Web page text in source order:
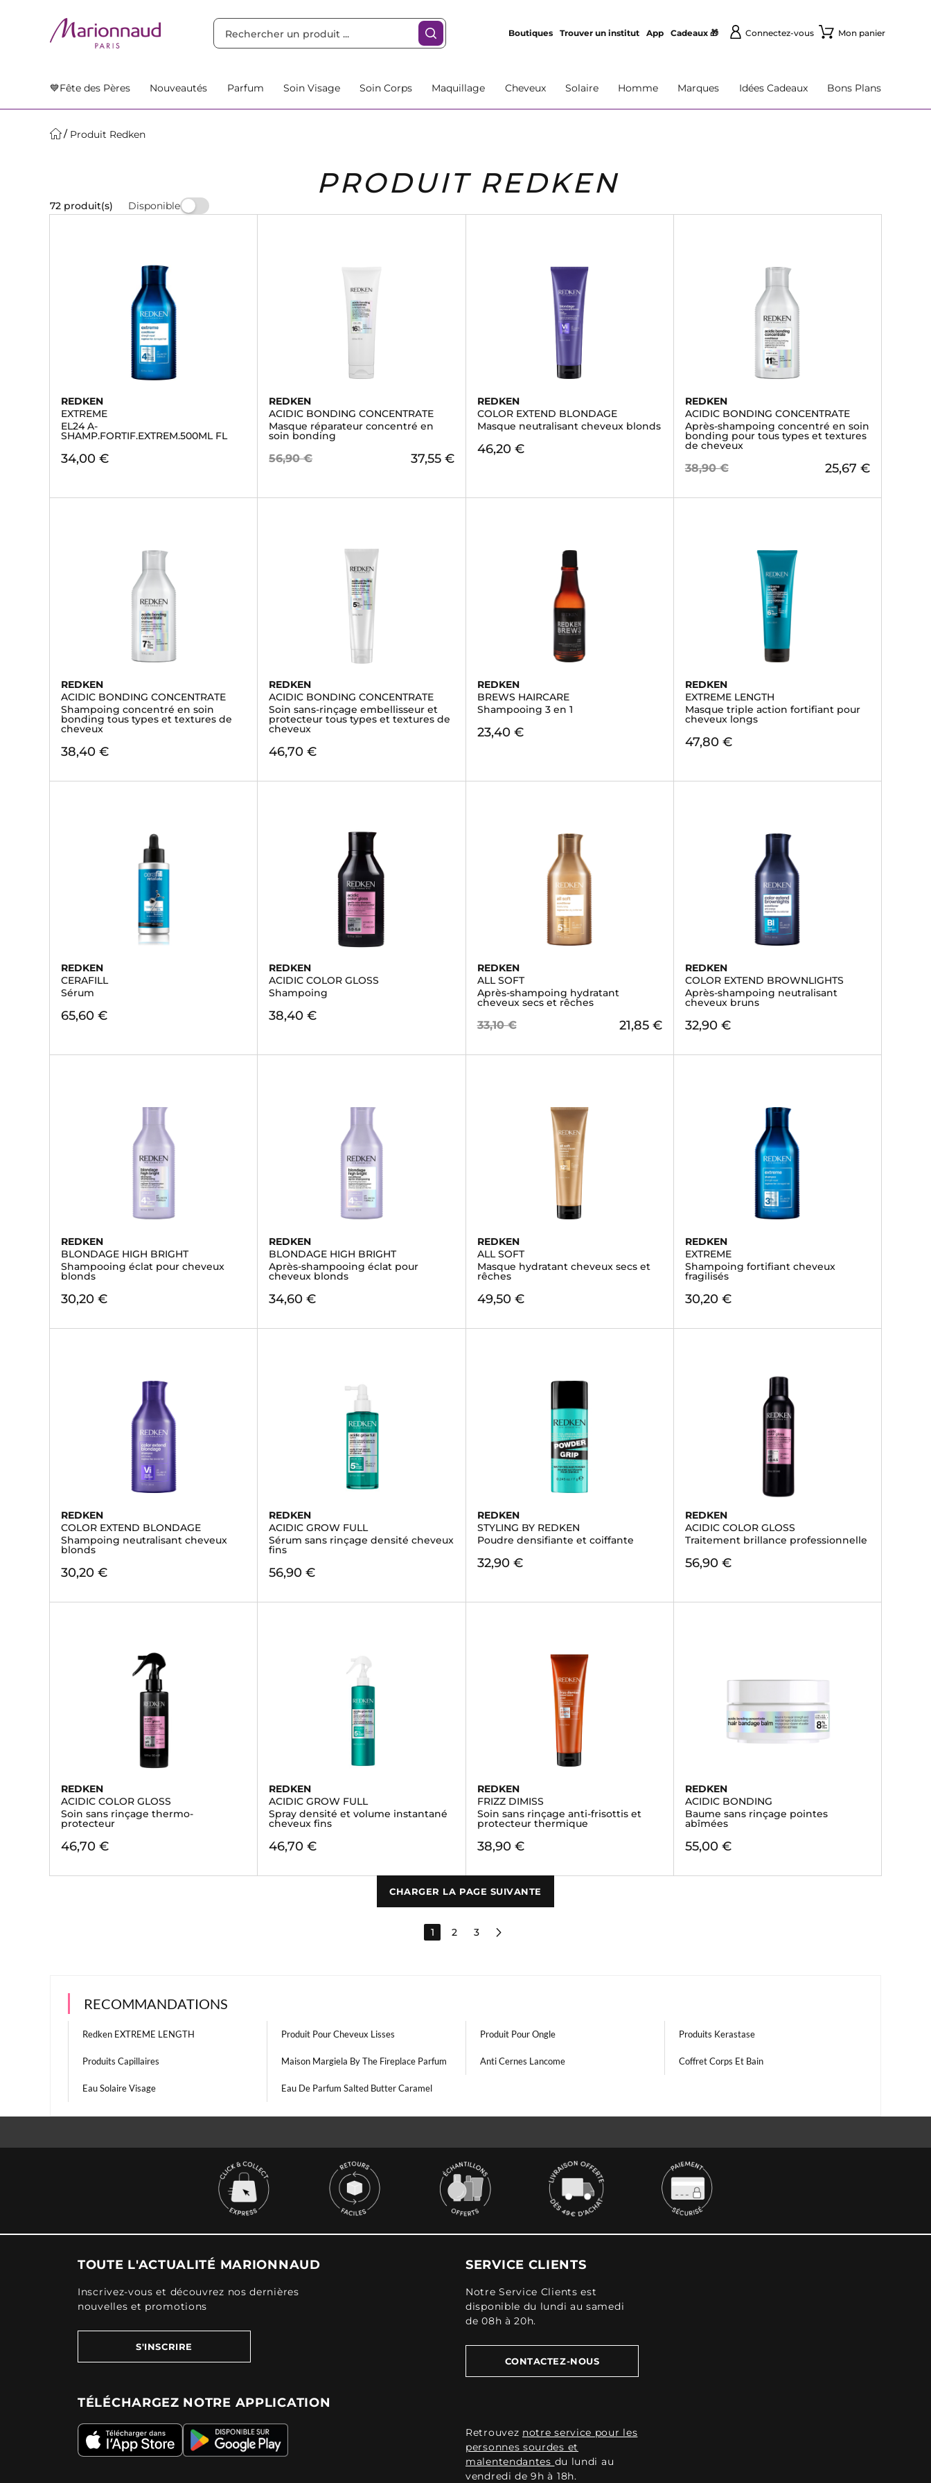
Boutiques Trouver un institut App Cadeaux 🎁 Connectez-vous Mon panier
💙Fête des Pères Nouveautés Parfum Soin Visage Soin Corps Maquillage Cheveux Solaire Homme Marques Idées Cadeaux Bons Plans
Produit Redken
PRODUIT REDKEN
72 produit(s) Disponible
REDKEN
EXTREME
EL24 A-
SHAMP.FORTIF.EXTREM.500ML FL
34,00 €
REDKEN
ACIDIC BONDING CONCENTRATE
Masque réparateur concentré en
soin bonding
56,90 € 37,55 €
REDKEN
COLOR EXTEND BLONDAGE
Masque neutralisant cheveux blonds
46,20 €
REDKEN
ACIDIC BONDING CONCENTRATE
Après-shampoing concentré en soin
bonding pour tous types et textures
de cheveux
38,90 € 25,67 €
REDKEN
ACIDIC BONDING CONCENTRATE
Shampoing concentré en soin
bonding tous types et textures de
cheveux
38,40 €
REDKEN
ACIDIC BONDING CONCENTRATE
Soin sans-rinçage embellisseur et
protecteur tous types et textures de
cheveux
46,70 €
REDKEN
BREWS HAIRCARE
Shampooing 3 en 1
23,40 €
REDKEN
EXTREME LENGTH
Masque triple action fortifiant pour
cheveux longs
47,80 €
REDKEN
CERAFILL
Sérum
65,60 €
REDKEN
ACIDIC COLOR GLOSS
Shampoing
38,40 €
REDKEN
ALL SOFT
Après-shampoing hydratant
cheveux secs et rêches
33,10 € 21,85 €
REDKEN
COLOR EXTEND BROWNLIGHTS
Après-shampoing neutralisant
cheveux bruns
32,90 €
REDKEN
BLONDAGE HIGH BRIGHT
Shampooing éclat pour cheveux
blonds
30,20 €
REDKEN
BLONDAGE HIGH BRIGHT
Après-shampooing éclat pour
cheveux blonds
34,60 €
REDKEN
ALL SOFT
Masque hydratant cheveux secs et
rêches
49,50 €
REDKEN
EXTREME
Shampoing fortifiant cheveux
fragilisés
30,20 €
REDKEN
COLOR EXTEND BLONDAGE
Shampoing neutralisant cheveux
blonds
30,20 €
REDKEN
ACIDIC GROW FULL
Sérum sans rinçage densité cheveux
fins
56,90 €
REDKEN
STYLING BY REDKEN
Poudre densifiante et coiffante
32,90 €
REDKEN
ACIDIC COLOR GLOSS
Traitement brillance professionnelle
56,90 €
REDKEN
ACIDIC COLOR GLOSS
Soin sans rinçage thermo-
protecteur
46,70 €
REDKEN
ACIDIC GROW FULL
Spray densité et volume instantané
cheveux fins
46,70 €
REDKEN
FRIZZ DIMISS
Soin sans rinçage anti-frisottis et
protecteur thermique
38,90 €
REDKEN
ACIDIC BONDING
Baume sans rinçage pointes
abîmées
55,00 €
CHARGER LA PAGE SUIVANTE
1 2 3
RECOMMANDATIONS
Redken EXTREME LENGTH Produit Pour Cheveux Lisses Produit Pour Ongle Produits Kerastase
Produits Capillaires Maison Margiela By The Fireplace Parfum Anti Cernes Lancome Coffret Corps Et Bain
Eau Solaire Visage Eau De Parfum Salted Butter Caramel
TOUTE L'ACTUALITÉ MARIONNAUD
Inscrivez-vous et découvrez nos dernières
nouvelles et promotions
S'INSCRIRE
TÉLÉCHARGEZ NOTRE APPLICATION
SERVICE CLIENTS
Notre Service Clients est
disponible du lundi au samedi
de 08h à 20h.
CONTACTEZ-NOUS
Retrouvez notre service pour les
personnes sourdes et
malentendantes du lundi au
vendredi de 9h à 18h.